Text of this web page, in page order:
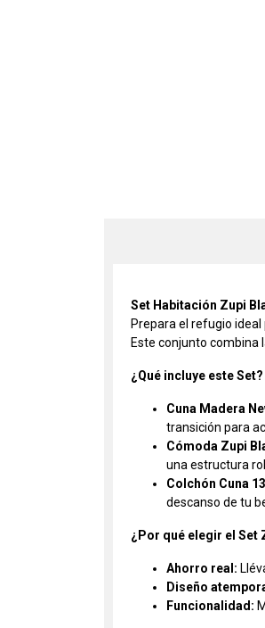
Set Habitación Zupi
Prepara el refugio
Este conjunto combina
¿Qué incluye este Set?
Cuna Madera
transición para
Cómoda Zupi
una estructura
Colchón Cuna
descanso de tu
¿Por qué elegir el Set
Ahorro real:
Diseño
Funcionalidad: